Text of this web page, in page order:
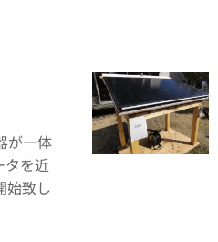
が一体
タを近
始致し